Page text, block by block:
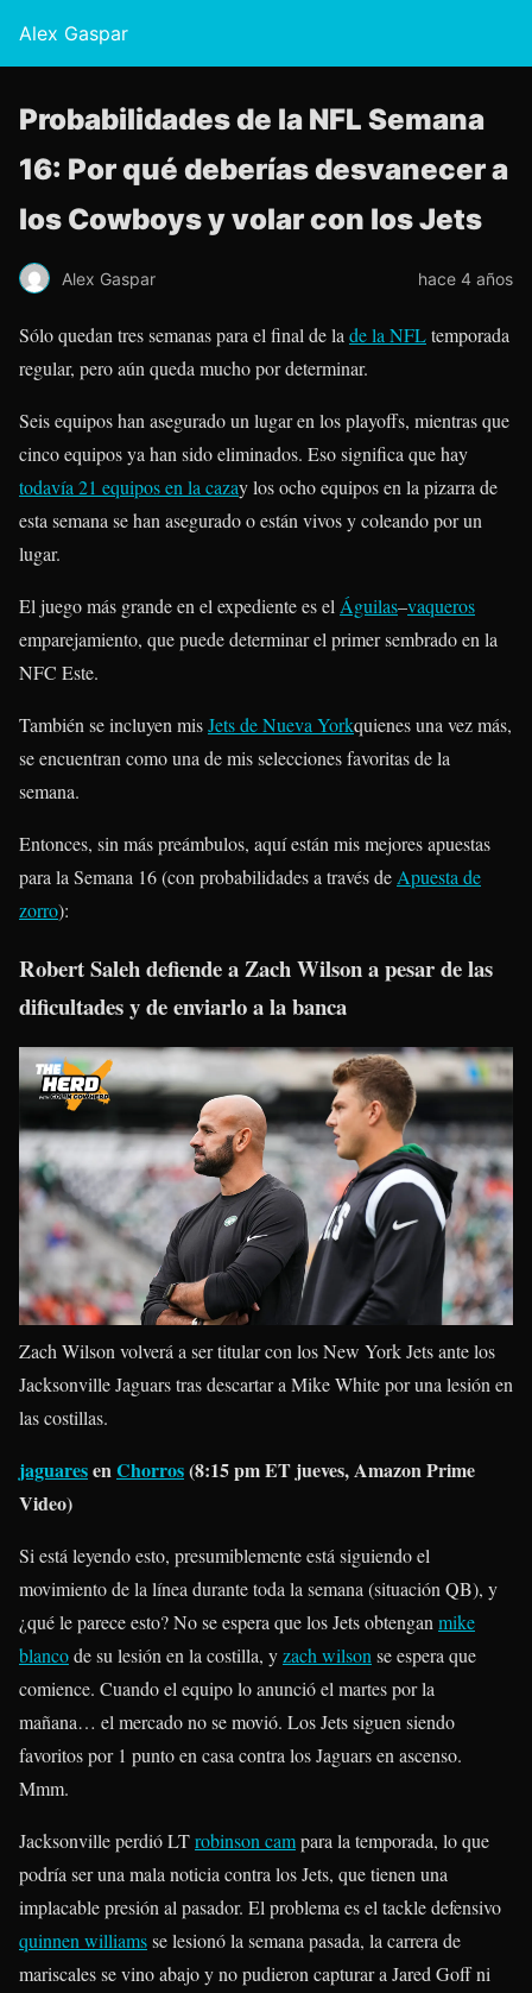
Alex Gaspar
Probabilidades de la NFL Semana
16: Por qué deberías desvanecer a
los Cowboys y volar con los Jets
Alex Gaspar hace 4 años
Sólo quedan tres semanas para el final de la de la NFLtemporada
regular, pero aún queda mucho por determinar.
Seis equipos han asegurado un lugar en los playoffs, mientras que
cinco equipos ya han sido eliminados. Eso significa que hay
todavía 21 equipos en la cazay los ocho equipos en la pizarra de
esta semana se han asegurado o están vivos y coleando por un
lugar.
El juego más grande en el expediente es el Águilas–vaqueros
emparejamiento, que puede determinar el primer sembrado en la
NFC Este.
También se incluyen misJets de Nueva Yorkquienes una vez más,
se encuentran como una de mis selecciones favoritas de la
semana.
Entonces, sin más preámbulos, aquí están mis mejores apuestas
para la Semana 16 (con probabilidades a través de Apuesta de
zorro):
Robert Saleh defiende a Zach Wilson a pesar de las
dificultades y de enviarlo a la banca
Zach Wilson volverá a ser titular con los New York Jets ante los
Jacksonville Jaguars tras descartar a Mike White por una lesión en
las costillas.
jaguaresenChorros(8:15 pm ET jueves, Amazon Prime
Video)
Si está leyendo esto, presumiblemente está siguiendo el
movimiento de la línea durante toda la semana (situación QB), y
¿qué le parece esto? No se espera que los Jets obtenganmike
blancode su lesión en la costilla, yzach wilsonse espera que
comience. Cuando el equipo lo anunció el martes por la
mañana… el mercado no se movió. Los Jets siguen siendo
favoritos por 1 punto en casa contra los Jaguars en ascenso.
Mmm.
Jacksonville perdió LTrobinson campara la temporada, lo que
podría ser una mala noticia contra los Jets, que tienen una
implacable presión al pasador. El problema es el tackle defensivo
quinnen williamsse lesionó la semana pasada, la carrera de
mariscales se vino abajo y no pudieron capturar a Jared Goff ni